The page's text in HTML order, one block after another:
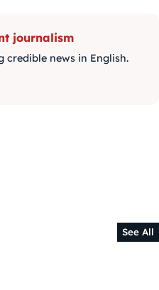
journalism
credible news in English.
See All